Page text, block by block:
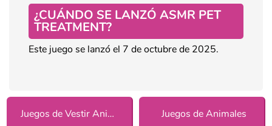
¿CUÁNDO SE LANZÓ ASMR PET
TREATMENT?
Este juego se lanzó el 7 de octubre de 2025.
Juegos de Vestir Animales Juegos de Animales